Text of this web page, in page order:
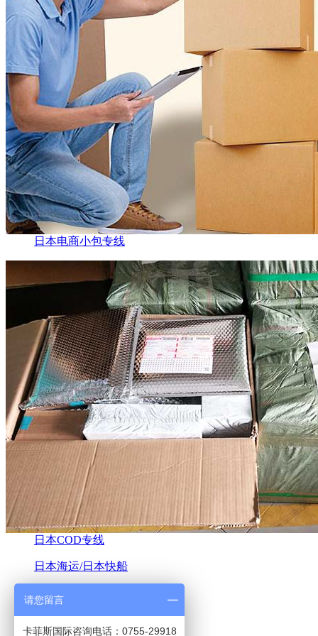
日本电商小包专线
日本COD专线
日本海运/日本快船
卡菲斯首页
服务中心
请您留言
卡菲斯国际咨询电话：0755-29918